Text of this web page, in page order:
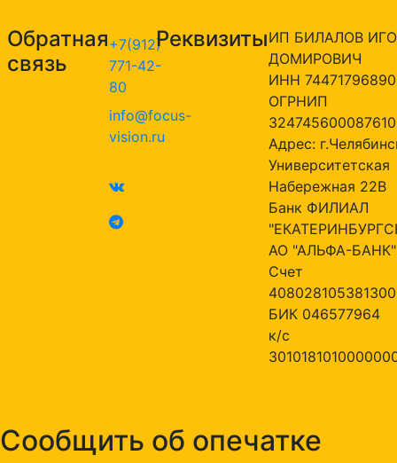
Обратная
связь
+7(912)
771-42-
80
info@focus-
vision.ru
РеквизитыИП БИЛАЛОВ
ДОМИРОВИЧ
ИНН
ОГРНИП
324745600087610
Адрес:
Университетская
Набережная 22В
Банк ФИЛИАЛ
АО "АЛЬФА-БАНК"
Счет
БИК 046577964
к/с
Сообщить об опечатке